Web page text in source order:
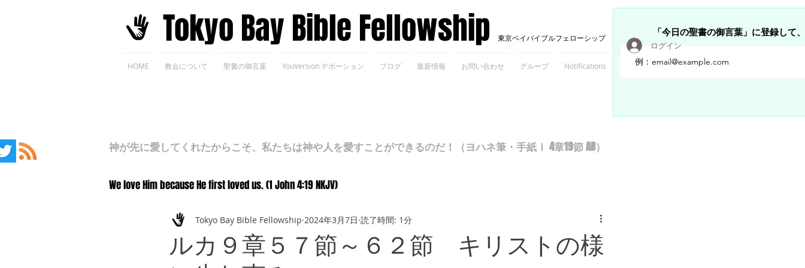
​Tokyo Bay Bible Fellowship 東京ベイバイブルフェローシップ
HOME 教会について 聖書の御言葉 YouVersion デボーション ブログ 最新情報 お問い合わせ グループ Notifications Members
「今日の聖書の御言葉」に登録して
ログイン
神が先に愛してくれたからこそ、私たちは神や人を愛すことができるのだ！（ヨハネ筆・手紙Ⅰ 4章19節 AB）
We love Him because He first loved us. (1 John 4:19 NKJV)
ルカ９章５７節～６２節 キリストの様
Tokyo Bay Bible Fellowship 2024年3月7日 読了時間: 1分